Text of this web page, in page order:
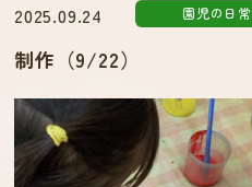
2025.09.24 園児の日常
制作（9/22）